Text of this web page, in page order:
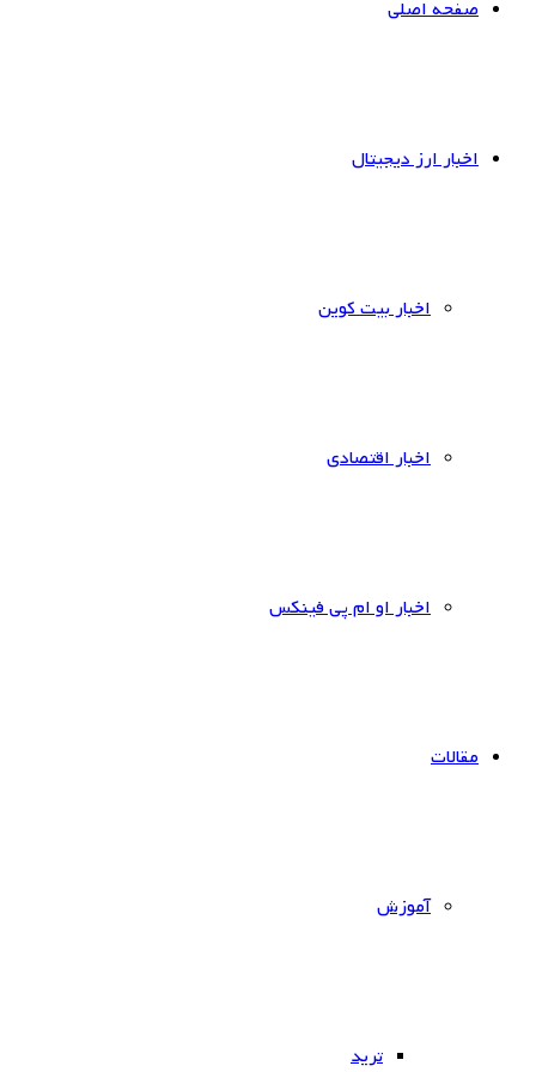
صفحه اصلی
اخبار ارز دیجیتال
اخبار بیت کوین
اخبار اقتصادی
اخبار او ام پی فینکس
مقالات
آموزش
ترید